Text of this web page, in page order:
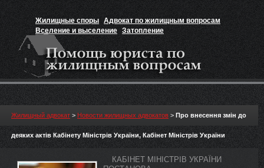
Жилищные споры Адвокат по жилищным вопросам
Вселение и выселение Затопление
Признание прав на жильё
Жилищный адвокат > Новости жилищных адвокатов > Про внесення змін до
деяких актів Кабінету Міністрів України, Кабінет Міністрів України
КАБІНЕТ МІНІСТРІВ УКРАЇНИ